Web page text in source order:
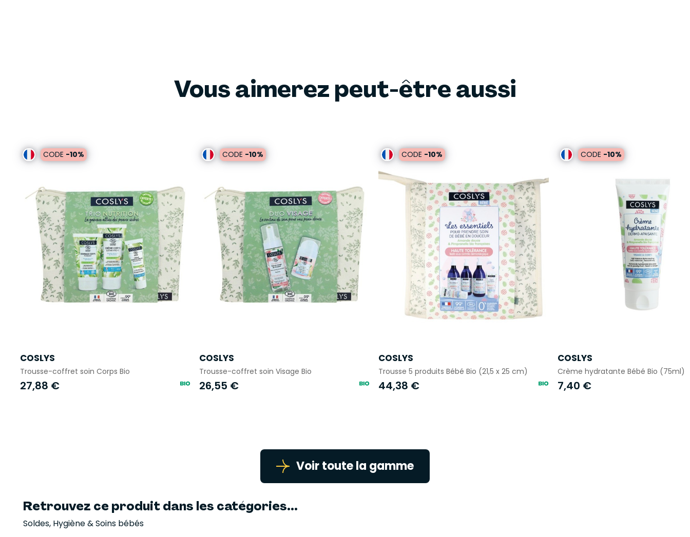
Vous aimerez peut-être aussi
CODE -10%
COSLYS
Trousse-coffret soin Corps Bio
27,88 €
CODE -10%
COSLYS
Trousse-coffret soin Visage Bio
26,55 €
CODE -10%
COSLYS
Trousse 5 produits Bébé Bio (21,5 x 25 cm)
44,38 €
CODE -10%
COSLYS
Crème hydratante Bébé Bio (75ml)
7,40 €
Voir toute la gamme
Retrouvez ce produit dans les catégories...
Soldes, Hygiène & Soins bébés